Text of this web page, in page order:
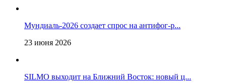
Мундиаль-2026 создает спрос на антифог-р...
23 июня 2026
SILMO выходит на Ближний Восток: новый ц...